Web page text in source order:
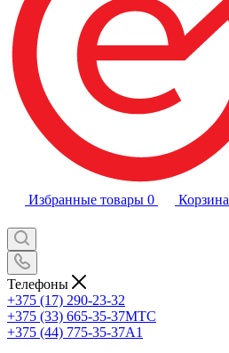
Избранные товары 0 Корзина
Телефоны
+375 (17) 290-23-32
+375 (33) 665-35-37МТС
+375 (44) 775-35-37А1